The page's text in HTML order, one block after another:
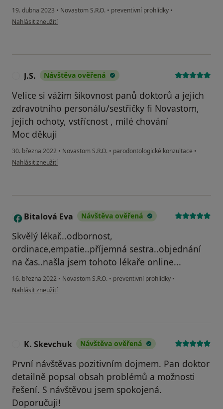
19. dubna 2023 • Novastom S.R.O. • preventivní prohlídky •
podle názoru uživatele Gabriela
Nahlásit zneužití
J.S. Návštěva ověřená
Velice si vážím šikovnost panů doktorů a jejich
zdravotniho personálu/sestřičky fi Novastom,
jejich ochoty, vstřícnost , milé chování
Moc děkuji
30. března 2022 • Novastom S.R.O. • parodontologické konzultace •
podle názoru uživatele J.S.
Nahlásit zneužití
B Bitalová Eva Návštěva ověřená
Skvělý lékař...odbornost,
ordinace,empatie..příjemná sestra..objednání
na čas..našla jsem tohoto lékaře online...
16. března 2022 • Novastom S.R.O. • preventivní prohlídky •
podle názoru uživatele Bitalová Eva
Nahlásit zneužití
K. Skevchuk Návštěva ověřená
První návštěvas pozitivním dojmem. Pan doktor
detailně popsal obsah problémů a možnosti
řešení. S návštěvou jsem spokojená.
Doporučuji!